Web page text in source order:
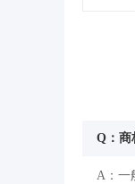
Q：商
A：一